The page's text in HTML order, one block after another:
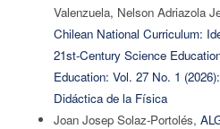
Valenzuela, Nelson Adriazola
Chilean National Curriculum:
21st-Century Science
Education: Vol. 27 No. 1
Didáctica de la Física
Joan Josep Solaz-Portolés,